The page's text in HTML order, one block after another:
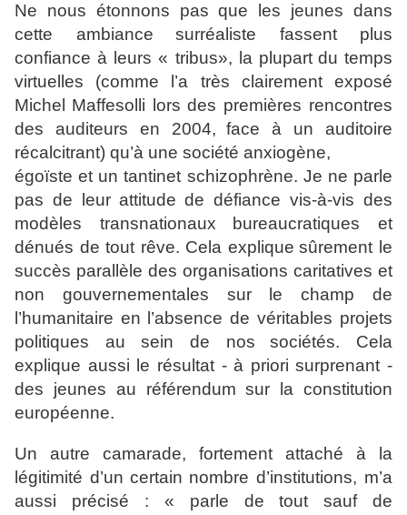
Ne nous étonnons pas que les jeunes dans
cette ambiance
surréaliste fassent plus
confiance à leurs « tribus», la plupart du temps
virtuelles (comme l’a très clairement exposé
Michel
Maffesolli lors des premières rencontres
des auditeurs en 2004, face à un auditoire
récalcitrant) qu’à une société anxiogène,
égoïste et un tantinet schizophrène. Je ne parle
pas de leur attitude de défiance vis-à-vis des
modèles transnationaux
bureaucratiques et
dénués de tout rêve. Cela explique sûrement le
succès parallèle des organisations caritatives et
non gouvernementales sur le champ de
l’humanitaire en
l’absence de véritables projets
politiques au sein de nos
sociétés. Cela
explique aussi le résultat - à priori surprenant -
des jeunes au référendum sur la constitution
européenne.
Un autre camarade, fortement attaché à la
légitimité d’un certain nombre d’institutions, m’a
aussi précisé : « parle de
tout sauf de